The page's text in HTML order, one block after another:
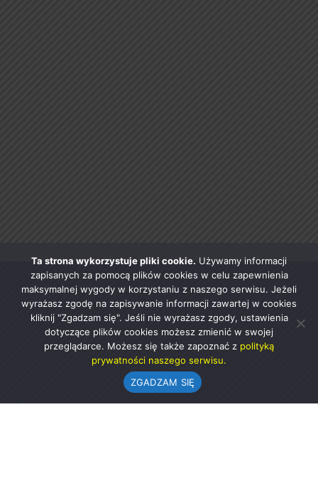
Ta strona wykorzystuje pliki cookie. Używamy informacji
zapisanych za pomocą plików cookies w celu zapewnienia
maksymalnej wygody w korzystaniu z naszego serwisu. Jeżeli
wyrażasz zgodę na zapisywanie informacji zawartej w cookies
kliknij "Zgadzam się". Jeśli nie wyrażasz zgody, ustawienia
dotyczące plików cookies możesz zmienić w swojej
przeglądarce. Możesz się także zapoznać z polityką
prywatności naszego serwisu.
ZGADZAM SIĘ